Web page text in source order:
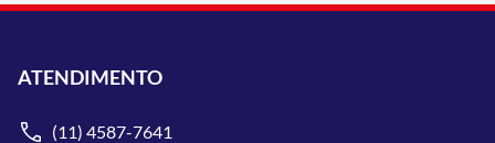
ATENDIMENTO
(11) 4587-7641